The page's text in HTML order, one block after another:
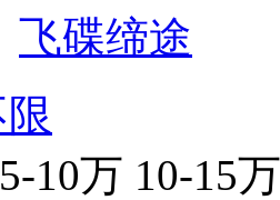
飞碟缔途
5-10万 10-15万